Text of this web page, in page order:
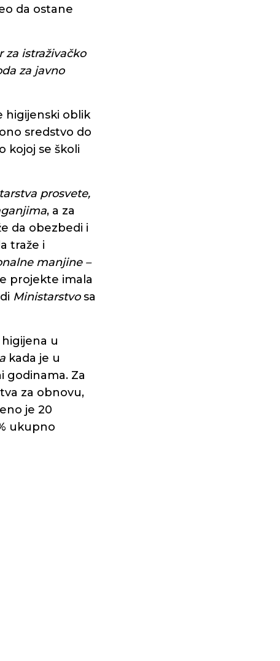
da ostane
za istraživačko
za javno
higijenski oblik
sredstvo do
kojoj se školi
prosvete,
, a za
da obezbedi i
traže i
manjine –
projekte imala
Ministarstvosa
u
kada je u
godinama. Za
za obnovu,
je 20
ukupno